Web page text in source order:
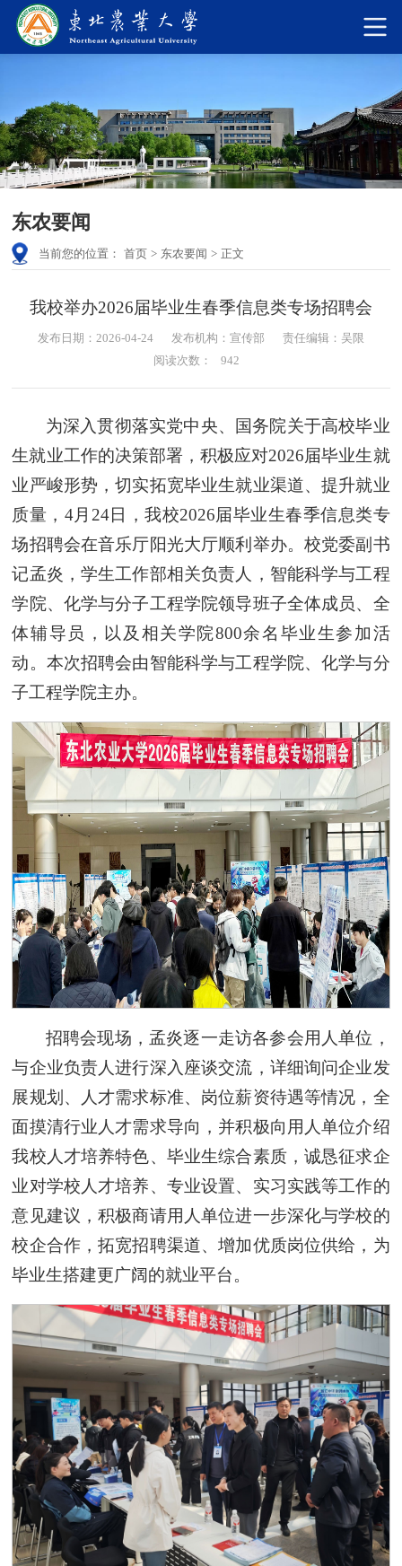
东农要闻
当前您的位置： 首页 > 东农要闻 > 正文
我校举办2026届毕业生春季信息类专场招聘会
发布日期：2026-04-24 发布机构：宣传部
责任编辑：吴限
阅读次数：
942
为深入贯彻落实党中央、国务院关于高校毕业
生就业工作的决策部署，积极应对2026届毕业生就
业严峻形势，切实拓宽毕业生就业渠道、提升就业
质量，4月24日，我校2026届毕业生春季信息类专
场招聘会在音乐厅阳光大厅顺利举办。校党委副书
记孟炎，学生工作部相关负责人，智能科学与工程
学院、化学与分子工程学院领导班子全体成员、全
体辅导员，以及相关学院800余名毕业生参加活
动。本次招聘会由智能科学与工程学院、化学与分
子工程学院主办。
招聘会现场，孟炎逐一走访各参会用人单位，
与企业负责人进行深入座谈交流，详细询问企业发
展规划、人才需求标准、岗位薪资待遇等情况，全
面摸清行业人才需求导向，并积极向用人单位介绍
我校人才培养特色、毕业生综合素质，诚恳征求企
业对学校人才培养、专业设置、实习实践等工作的
意见建议，积极商请用人单位进一步深化与学校的
校企合作，拓宽招聘渠道、增加优质岗位供给，为
毕业生搭建更广阔的就业平台。